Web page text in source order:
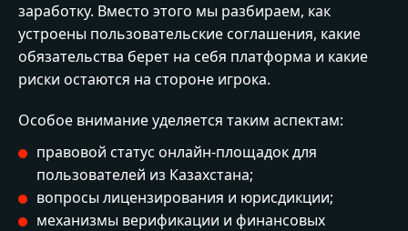
заработку. Вместо этого мы разбираем, как
устроены пользовательские соглашения, какие
обязательства берет на себя платформа и какие
риски остаются на стороне игрока.
Особое внимание уделяется таким аспектам:
правовой статус онлайн-площадок для
пользователей из Казахстана;
вопросы лицензирования и юрисдикции;
механизмы верификации и финансовых